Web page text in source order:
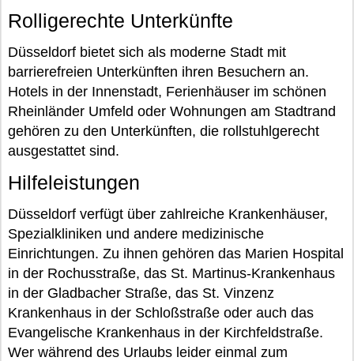
Rolligerechte Unterkünfte
Düsseldorf bietet sich als moderne Stadt mit
barrierefreien Unterkünften ihren Besuchern an.
Hotels in der Innenstadt, Ferienhäuser im schönen
Rheinländer Umfeld oder Wohnungen am Stadtrand
gehören zu den Unterkünften, die rollstuhlgerecht
ausgestattet sind.
Hilfeleistungen
Düsseldorf verfügt über zahlreiche Krankenhäuser,
Spezialkliniken und andere medizinische
Einrichtungen. Zu ihnen gehören das Marien Hospital
in der Rochusstraße, das St. Martinus-Krankenhaus
in der Gladbacher Straße, das St. Vinzenz
Krankenhaus in der Schloßstraße oder auch das
Evangelische Krankenhaus in der Kirchfeldstraße.
Wer während des Urlaubs leider einmal zum